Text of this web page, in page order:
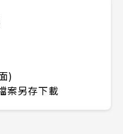
)
案另存下載